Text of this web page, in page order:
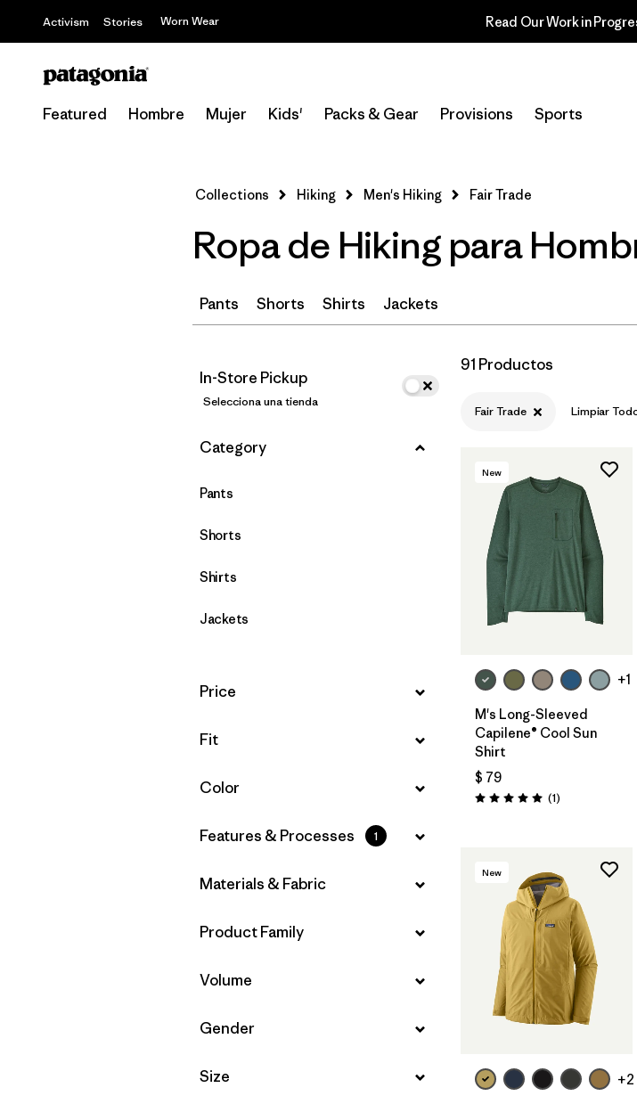
Activism Stories Worn Wear Read Our Work in
Featured Hombre Mujer Kids' Packs & Gear Provisions Sports
Selecciona una tienda
Filtrar por
Price
Filtrar por
Fit
Filtrar por
Color
Filtrar por
Materials & Fabric
Filtrar por
Product Family
Collections Hiking Men's Hiking Fair Trade
Ropa de Hiking para
Pants Shorts Shirts Jackets
In-Store Pickup
Selecciona una tienda
Filtrar por
Category
Pants
Shorts
Shirts
Jackets
Filtrar por
Price
Filtrar por
Fit
Filtrar por
Color
Filtrar por
Features & Processes 1
Filtrar por
Materials & Fabric
Filtrar por
Product Family
Filtrar por
Volume
Filtrar por
Gender
Filtrar por
Size
91 Productos
Fair Trade Limpiar
New
+1
M's Long-Sleeved
Capilene® Cool Sun
Shirt
$ 79
Valoración: 5.0 / 5
(1Comentarios
)
New
+2